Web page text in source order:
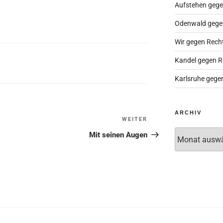
Beitrag
WEITER
Mit seinen Augen
Aufstehen
Odenwald
Wir gegen
Kandel gegen
Karlsruhe
ARCHIV